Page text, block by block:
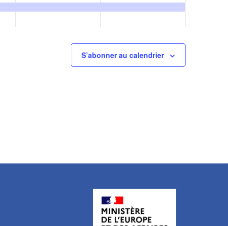
S’abonner au calendrier